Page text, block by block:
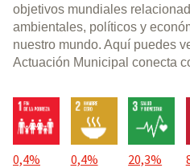
objetivos mundiales
ambientales, políticos y
nuestro mundo. Aquí puedes
Actuación Municipal conecta
0,4% 0,4% 20,3%